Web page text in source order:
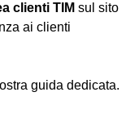
clienti TIM sul sito
ai clienti
guida dedicata.